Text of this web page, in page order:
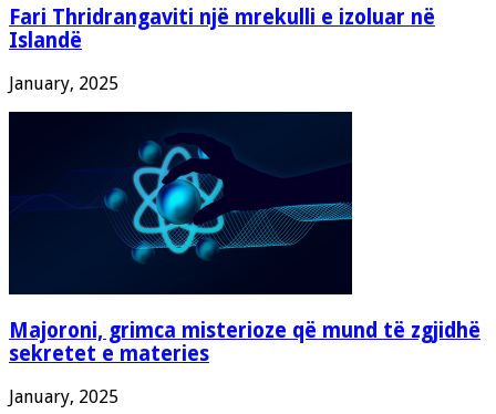
Fari Thridrangaviti një mrekulli e izoluar në
Islandë
January, 2025
Majoroni, grimca misterioze që mund të zgjidhë
sekretet e materies
January, 2025